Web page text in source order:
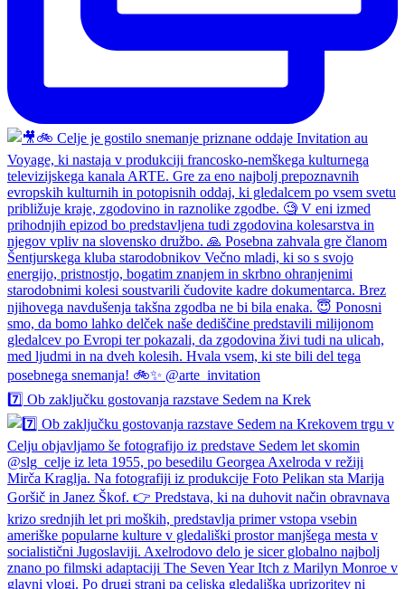
7️⃣ Ob zaključku gostovanja razstave Sedem na Krek